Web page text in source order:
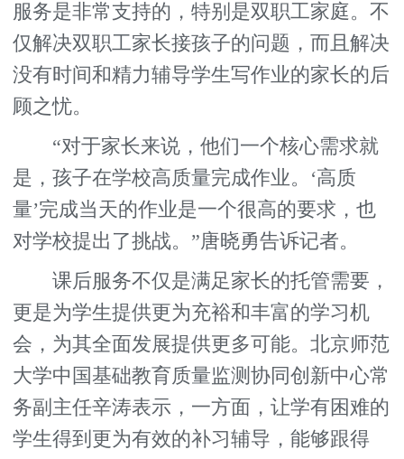
服务是非常支持的，特别是双职工家庭。不
仅解决双职工家长接孩子的问题，而且解决
没有时间和精力辅导学生写作业的家长的后
顾之忧。
“对于家长来说，他们一个核心需求就
是，孩子在学校高质量完成作业。‘高质
量’完成当天的作业是一个很高的要求，也
对学校提出了挑战。”唐晓勇告诉记者。
课后服务不仅是满足家长的托管需要，
更是为学生提供更为充裕和丰富的学习机
会，为其全面发展提供更多可能。北京师范
大学中国基础教育质量监测协同创新中心常
务副主任辛涛表示，一方面，让学有困难的
学生得到更为有效的补习辅导，能够跟得